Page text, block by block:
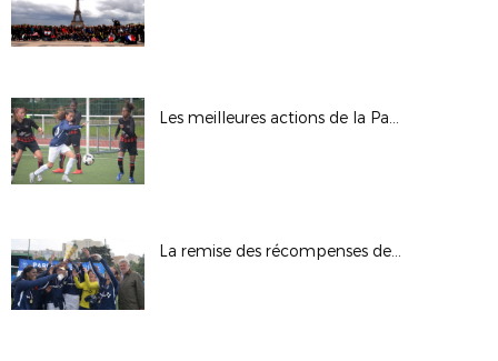
Les meilleures actions de la Paris Ladies Cup en action.
La remise des récompenses de la Paris Ladies Cup.